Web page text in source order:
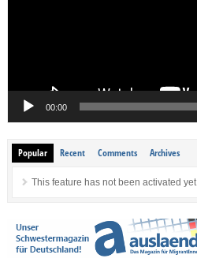
00:00
Popular Recent Comments Archives
This feature has not been activated yet.